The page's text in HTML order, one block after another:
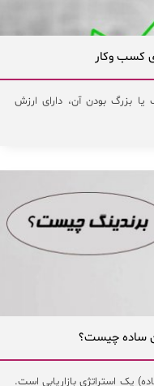
کسب وکار
بزرگ بودن آن، دارای ارزش
ساده چیست؟
یک استراتژی بازاریابی است.